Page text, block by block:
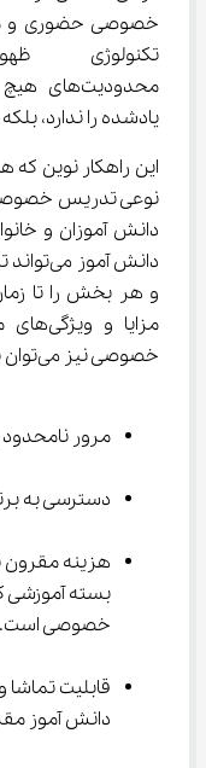
خصوصی حضوری و
یادشده را ندارد، بلکه
این راهکار نوین
نوعی تدریس خصوصی
دانش
و هر بخش را تا
مزایا
خصوصی نیز می‌توان به موارد زیر اشاره کرد:
مرور نامحدود
دسترسی به
بسته آموزشی
خصوصی است.
قابلیت
دانش آموز